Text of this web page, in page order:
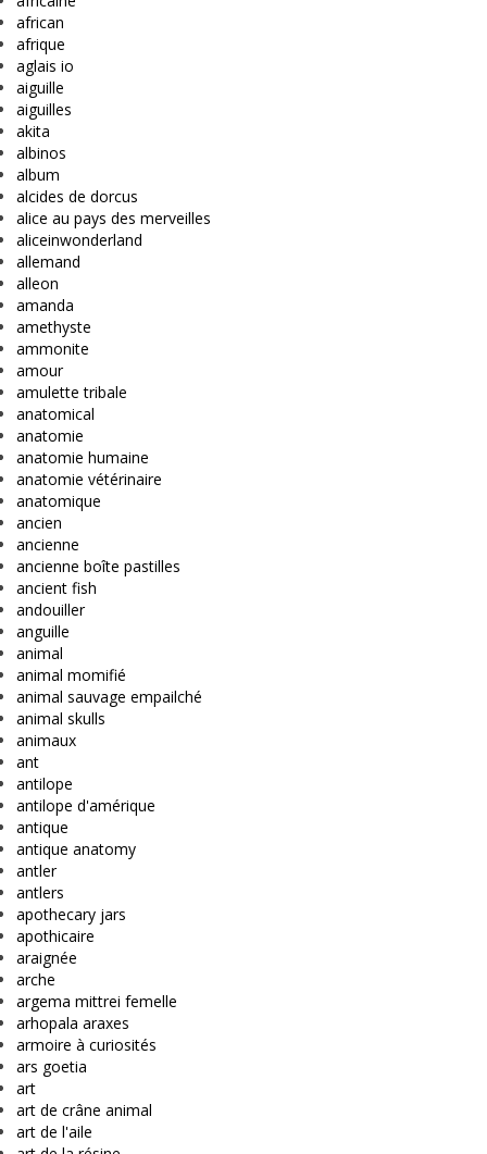
african
afrique
aglais io
aiguille
aiguilles
akita
albinos
album
alcides de dorcus
alice au pays des merveilles
aliceinwonderland
allemand
alleon
amanda
amethyste
ammonite
amour
amulette tribale
anatomical
anatomie
anatomie humaine
anatomie vétérinaire
anatomique
ancien
ancienne
ancienne boîte pastilles
ancient fish
andouiller
anguille
animal
animal momifié
animal sauvage empailché
animal skulls
animaux
ant
antilope
antilope d'amérique
antique
antique anatomy
antler
antlers
apothecary jars
apothicaire
araignée
arche
argema mittrei femelle
arhopala araxes
armoire à curiosités
ars goetia
art
art de crâne animal
art de l'aile